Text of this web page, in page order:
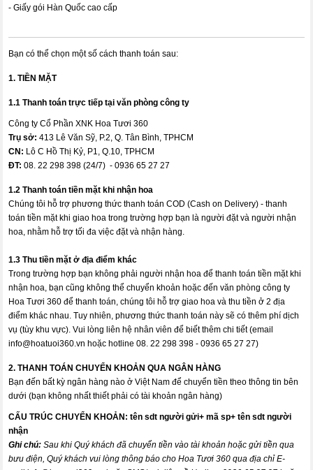
- Giấy gói Hàn Quốc cao cấp
Bạn có thể chọn một số cách thanh toán sau:
1. TIỀN MẶT
1.1 Thanh toán trực tiếp tại văn phòng công ty
Công ty Cổ Phần XNK Hoa Tươi 360
Trụ sở: 413 Lê Văn Sỹ, P.2, Q. Tân Bình, TPHCM
CN: Lô C Hồ Thị Kỷ, P1, Q.10, TPHCM
ĐT: 08. 22 298 398 (24/7) - 0936 65 27 27
1.2 Thanh toán tiền mặt khi nhận hoa
Chúng tôi hỗ trợ phương thức thanh toán COD (Cash on Delivery) - thanh
toán tiền mặt khi giao hoa trong trường hợp bạn là người đặt và người nhận
hoa, nhằm hỗ trợ tối đa việc đặt và nhận hàng.
1.3 Thu tiền mặt ở địa điểm khác
Trong trường hợp bạn không phải người nhận hoa để thanh toán tiền mặt khi
nhận hoa, bạn cũng không thể chuyển khoản hoặc đến văn phòng công ty
Hoa Tươi 360 để thanh toán, chúng tôi hỗ trợ giao hoa và thu tiền ở 2 địa
điểm khác nhau. Tuy nhiên, phương thức thanh toán này sẽ có thêm phí dịch
vụ (tùy khu vực). Vui lòng liên hệ nhân viên để biết thêm chi tiết (email
info@hoatuoi360.vn hoặc hotline 08. 22 298 398 - 0936 65 27 27)
2. THANH TOÁN CHUYỂN KHOẢN QUA NGÂN HÀNG
Bạn đến bất kỳ ngân hàng nào ở Việt Nam để chuyển tiền theo thông tin bên
dưới (bạn không nhất thiết phải có tài khoản ngân hàng)
CẤU TRÚC CHUYỂN KHOẢN:tên sdt người gửi+ mã sp+ tên sdt người
nhận
Ghi chú:Sau khi Quý khách đã chuyển tiền vào tài khoản hoặc gửi tiền qua
bưu điện, Quý khách vui lòng thông báo cho Hoa Tươi 360 qua địa chỉ E-